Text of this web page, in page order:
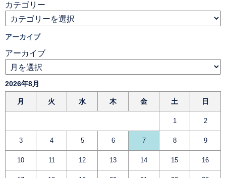
カテゴリー
アーカイブ
アーカイブ
2026年8月
月 火 水 木 金 土 日
1 2
3 4 5 6 7 8 9
10 11 12 13 14 15 16